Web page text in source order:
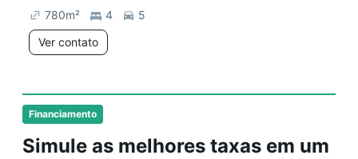
Financiamento
Simule as melhores taxas em um
780m² 4
5
Ver contato